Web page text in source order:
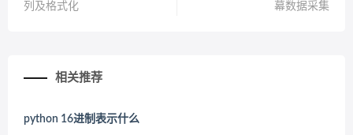
列及格式化
幕数据采集
相关推荐
python 16进制表示什么